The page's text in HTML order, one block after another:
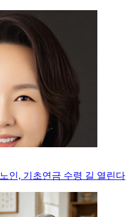
인, 기초연금 수령 길 열린다